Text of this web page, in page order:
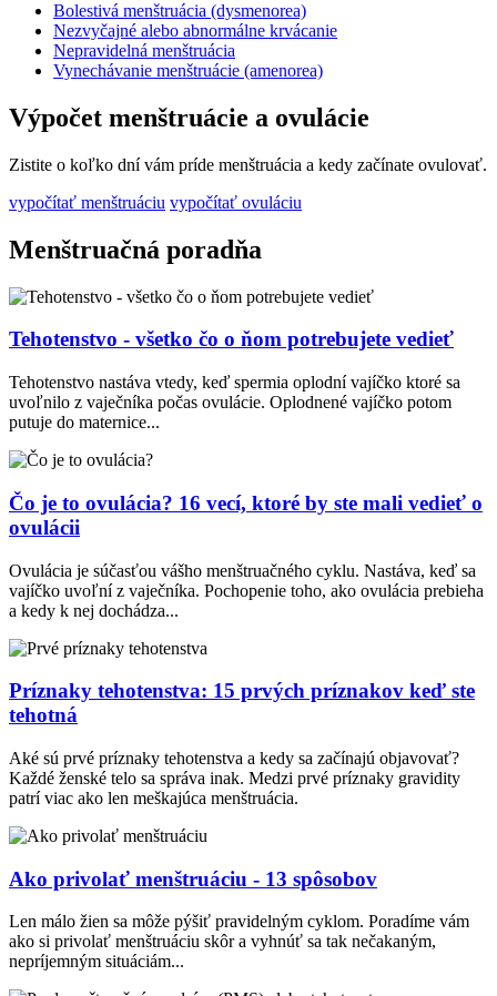
Bolestivá menštruácia (dysmenorea)
Nezvyčajné alebo abnormálne krvácanie
Nepravidelná menštruácia
Vynechávanie menštruácie (amenorea)
Výpočet menštruácie a ovulácie
Zistite o koľko dní vám príde menštruácia a kedy začínate ovulovať.
vypočítať menštruáciu vypočítať ovuláciu
Menštruačná poradňa
Tehotenstvo - všetko čo o ňom potrebujete vedieť
Tehotenstvo nastáva vtedy, keď spermia oplodní vajíčko ktoré sa
uvoľnilo z vaječníka počas ovulácie. Oplodnené vajíčko potom
putuje do maternice...
Čo je to ovulácia? 16 vecí, ktoré by ste mali vedieť o
ovulácii
Ovulácia je súčasťou vášho menštruačného cyklu. Nastáva, keď sa
vajíčko uvoľní z vaječníka. Pochopenie toho, ako ovulácia prebieha
a kedy k nej dochádza...
Príznaky tehotenstva: 15 prvých príznakov keď ste
tehotná
Aké sú prvé príznaky tehotenstva a kedy sa začínajú objavovať?
Každé ženské telo sa správa inak. Medzi prvé príznaky gravidity
patrí viac ako len meškajúca menštruácia.
Ako privolať menštruáciu - 13 spôsobov
Len málo žien sa môže pýšiť pravidelným cyklom. Poradíme vám
ako si privolať menštruáciu skôr a vyhnúť sa tak nečakaným,
nepríjemným situáciám...